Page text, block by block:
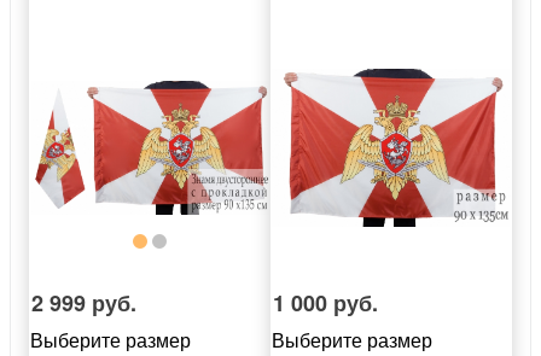
2 999 руб.
Выберите размер
1 000 руб.
Выберите размер